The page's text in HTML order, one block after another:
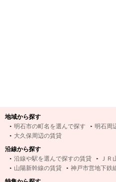
地域から探す
明石市の町名を選んで探す
明石周
大久保周辺の賃貸
沿線から探す
沿線や駅を選んで探すの賃貸
ＪＲ
山陽新幹線の賃貸
神戸市営地下鉄